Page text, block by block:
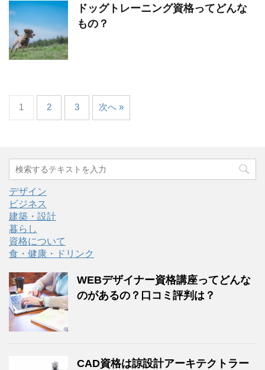
ドッグトレーニング資格ってどんな
もの？
1 2 3 次へ »
デザイン
ビジネス
建築・設計
暮らし
資格について
食・健康・ドリンク
WEBデザイナー資格講座ってどんな
のがあるの？口コミ評判は？
CAD資格は諒設計アーキテクトラー